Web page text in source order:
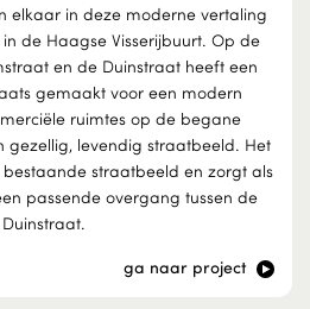
elkaar in deze moderne vertaling
de Haagse Visserijbuurt. Op de
en de Duinstraat heeft een
gemaakt voor een modern
ruimtes op de begane
gezellig, levendig straatbeeld. Het
straatbeeld en zorgt als
passende overgang tussen de
ga naar project